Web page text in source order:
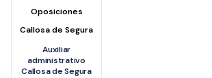
Oposiciones
Callosa de Segura
Auxiliar
administrativo
Callosa de Segura